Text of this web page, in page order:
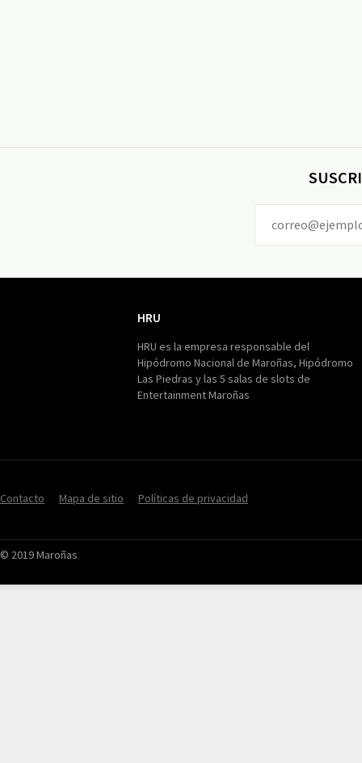
HRU
HRU es la empresa responsable del
Hipódromo Nacional de Maroñas, Hipódromo
Las Piedras y las 5 salas de slots de
Entertainment Maroñas
Contacto Mapa de sitio Políticas de privacidad
© 2019 Maroñas